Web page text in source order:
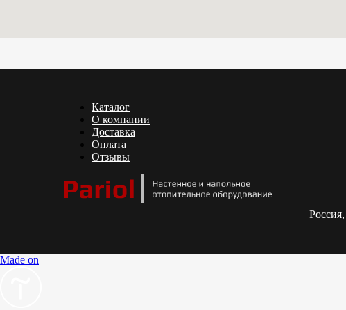
Каталог
О компании
Доставка
Оплата
Отзывы
Россия,
Made on